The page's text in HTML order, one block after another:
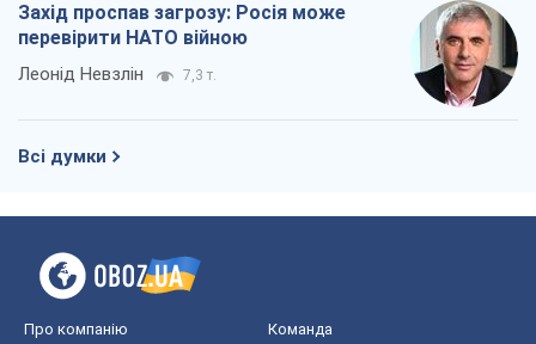
Захід проспав загрозу: Росія може
перевірити НАТО війною
Леонід Невзлін 7,3 т.
Всі думки
Про компанію Команда